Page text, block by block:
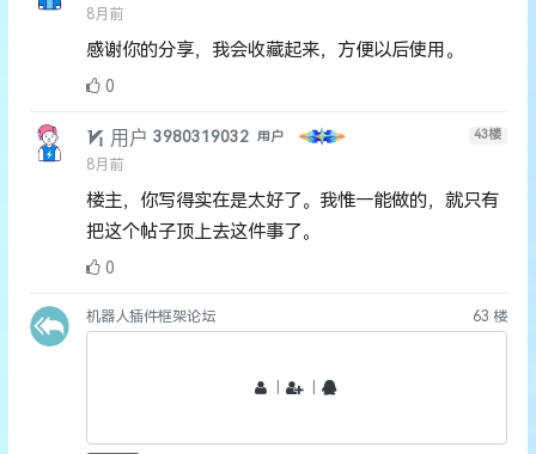
8月前
感谢你的分享，我会收藏起来，方便以后使用。
0
用户3980319032 用户
8月前
43楼
楼主，你写得实在是太好了。我惟一能做的，就只有
把这个帖子顶上去这件事了。
0
机器人插件框架论坛 63 楼
丨 丨